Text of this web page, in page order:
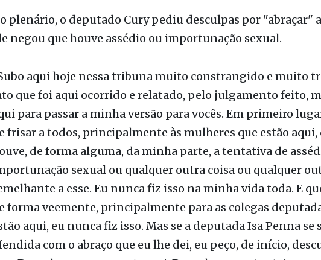
Isa Penna.
negou que houve assédio ou importunação sexual.
aqui hoje nessa tribuna muito constrangido e muito
que foi aqui ocorrido e relatado, pelo julgamento feito,
para passar a minha versão para vocês. Em primeiro
frisar a todos, principalmente às mulheres que estão aqui,
de forma alguma, da minha parte, a tentativa de
sexual ou qualquer outra coisa ou qualquer
a esse. Eu nunca fiz isso na minha vida toda. E
forma veemente, principalmente para as colegas